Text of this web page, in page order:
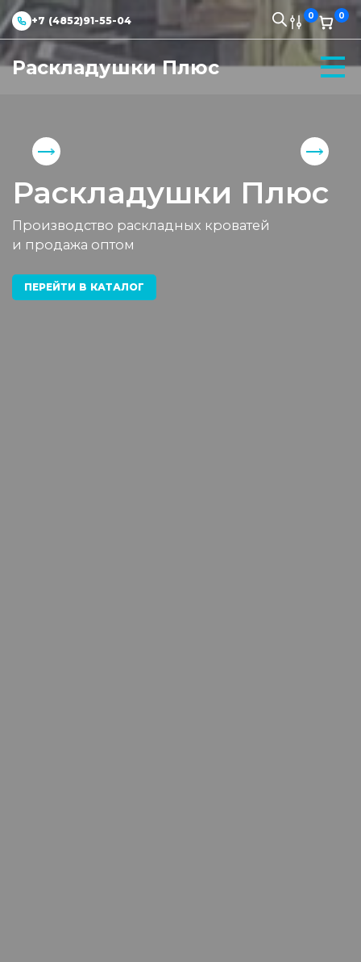
+7 (4852)91-55-04 0 0
Раскладушки Плюс
Раскладушки Плюс
Производство раскладных кроватей
и продажа оптом
ПЕРЕЙТИ В КАТАЛОГ